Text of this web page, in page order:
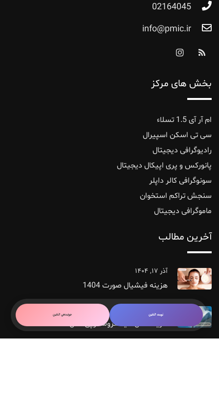
نوبت آنلاین جوابدهی آنلاین
02164045
info@pmic.ir
بخش های مرکز
ام آر آی 1.5 تسلاء
سی تی اسکن اسپیرال
رادیوگرافی دیجیتال
پانورکس‌ و ‌پری ‌اپیکال ‌دیجیتال
سونوگرافی کالر داپلر
سنجش تراکم استخوان
ماموگرافی دیجیتال
آخرین مطالب
آذر ۱۷, ۱۴۰۴
هزینه فیشیال صورت 1404
هزینه عمل هیستروسکوپی سال 1404